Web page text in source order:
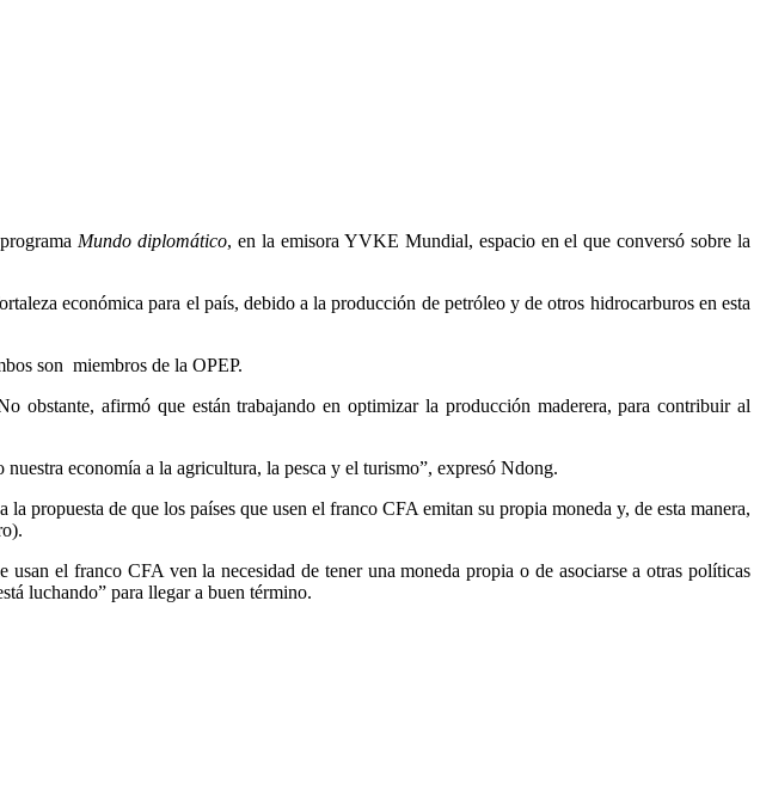
Mundo diplomático, en la emisora YVKE Mundial, espacio en el que conversó sobre la
económica para el país, debido a la producción de petróleo y de otros hidrocarburos en esta
son miembros de la OPEP.
obstante, afirmó que están trabajando en optimizar la producción maderera, para contribuir al
economía a la agricultura, la pesca y el turismo”, expresó Ndong.
propuesta de que los países que usen el franco CFA emitan su propia moneda y, de esta manera,
el franco CFA ven la necesidad de tener una moneda propia o de asociarse a otras políticas
luchando” para llegar a buen término.